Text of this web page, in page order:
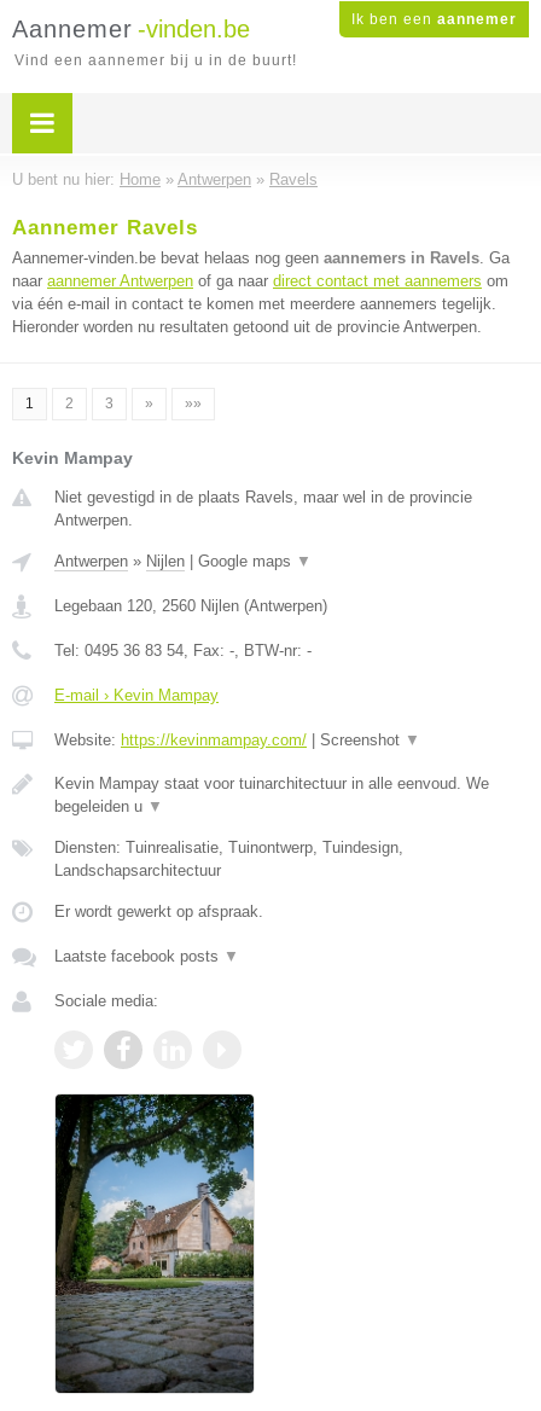
Ik ben een aannemer
Aannemer -vinden.be
Vind een aannemer bij u in de buurt!
U bent nu hier: Home » Antwerpen » Ravels
Aannemer Ravels
Aannemer-vinden.be bevat helaas nog geen aannemers in Ravels. Ga
naar aannemer Antwerpen of ga naar direct contact met aannemers om
via één e-mail in contact te komen met meerdere aannemers tegelijk.
Hieronder worden nu resultaten getoond uit de provincie Antwerpen.
1 2 3 » »»
Kevin Mampay
Niet gevestigd in de plaats Ravels, maar wel in de provincie
Antwerpen.
Antwerpen » Nijlen Google maps ▼
Legebaan 120, 2560 Nijlen (Antwerpen)
Tel: 0495 36 83 54, Fax: -, BTW-nr: -
E-mail › Kevin Mampay
Website: https://kevinmampay.com/ Screenshot ▼
Kevin Mampay staat voor tuinarchitectuur in alle eenvoud. We
begeleiden u ▼
Diensten: Tuinrealisatie, Tuinontwerp, Tuindesign,
Landschapsarchitectuur
Er wordt gewerkt op afspraak.
Laatste facebook posts ▼
Sociale media: